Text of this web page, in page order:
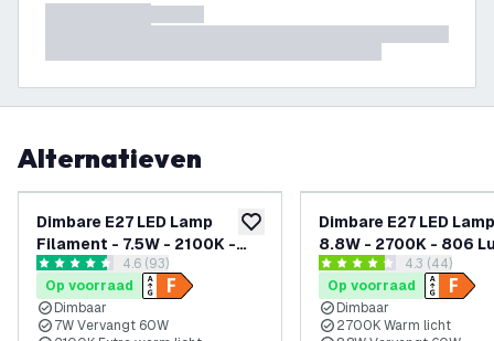
Alternatieven
toevoegen aan verlanglijst
Dimbare E27 LED Lamp
Filament - 7.5W - 2100K -
806 Lumenreviews drawer openen
4.6 score sterren4.6 (93)
Op voorraad
Dimbaar
7W Vervangt 60W
Dimbare E27 LED
8.8W - 2700K - 806
reviews
4.3 score sterren4.3 (44)
Op voorraad
Dimbaar
2700K Warm licht